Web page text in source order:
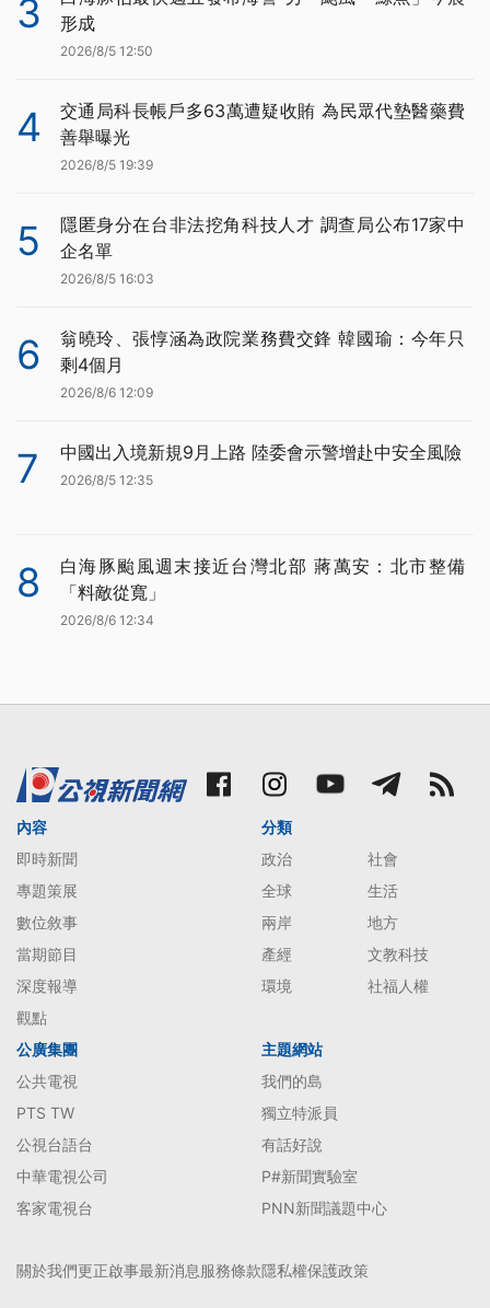
3
形成
2026/8/5 12:50
4
交通局科長帳戶多63萬遭疑收賄 為民眾代墊醫藥費
善舉曝光
2026/8/5 19:39
5
隱匿身分在台非法挖角科技人才 調查局公布17家中
企名單
2026/8/5 16:03
6
翁曉玲、張惇涵為政院業務費交鋒 韓國瑜：今年只
剩4個月
2026/8/6 12:09
7 中國出入境新規9月上路 陸委會示警增赴中安全風險
2026/8/5 12:35
8
白海豚颱風週末接近台灣北部 蔣萬安：北市整備
「料敵從寬」
2026/8/6 12:34
內容
即時新聞
專題策展
數位敘事
當期節目
深度報導
觀點
分類
政治
社會
全球
生活
兩岸
地方
產經
文教科技
環境
社福人權
公廣集團
公共電視
PTS TW
公視台語台
中華電視公司
客家電視台
主題網站
我們的島
獨立特派員
有話好說
P#新聞實驗室
PNN新聞議題中心
關於我們更正啟事最新消息服務條款隱私權保護政策